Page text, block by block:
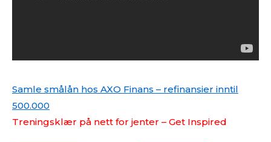
Samle smålån hos AXO Finans – refinansier inntil
500.000
Treningsklær på nett for jenter – Get Inspired